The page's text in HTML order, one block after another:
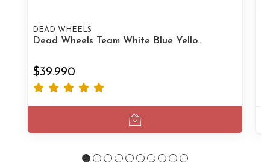
DEAD WHEELS
Dead Wheels Team White Blue Yello..
$39.990